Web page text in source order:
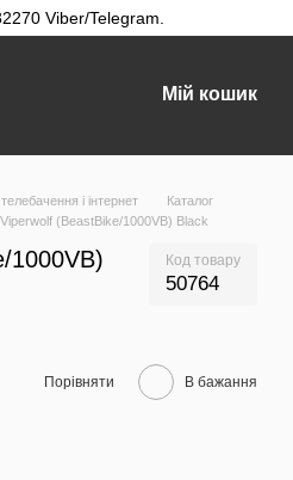
Viber/Telegram.
Мій кошик
і інтернет
Каталог
(BeastBike/1000VB) Black
1000VB)
Код товару
50764
Порівняти В бажання